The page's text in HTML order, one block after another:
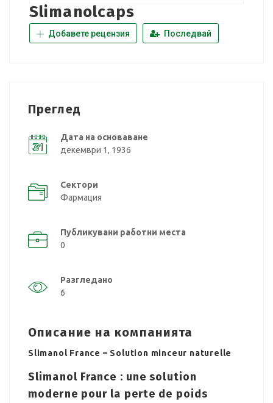
Slimanolcaps
Добавете рецензия Последвай
Преглед
Дата на основаване
декември 1, 1936
Сектори
Фармация
Публикувани работни места
0
Разгледано
6
Описание на компанията
Slimanol France – Solution minceur naturelle
Slimanol France : une solution
moderne pour la perte de poids